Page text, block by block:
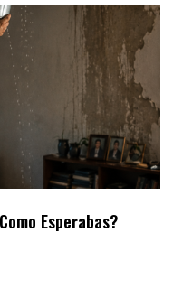
Esperabas?